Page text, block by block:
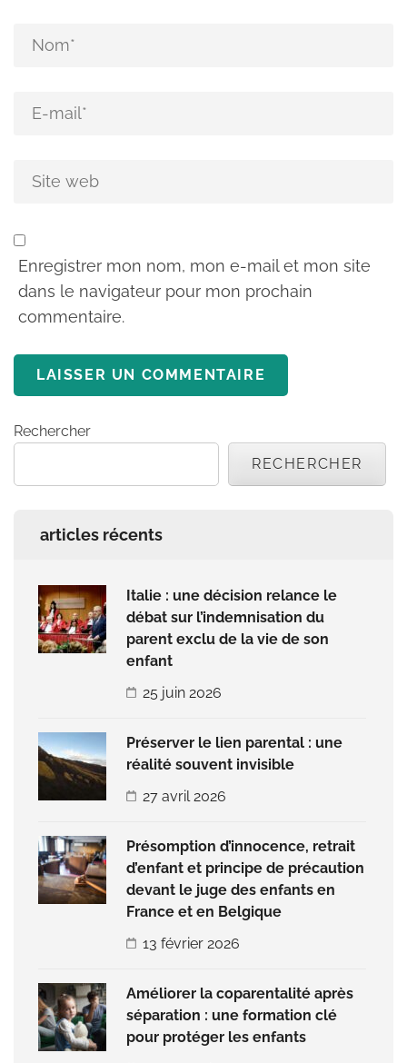
Enregistrer mon nom, mon e-mail et mon site
dans le navigateur pour mon prochain
commentaire.
Rechercher
RECHERCHER
articles récents
Italie : une décision relance le
débat sur l’indemnisation du
parent exclu de la vie de son
enfant
25 juin 2026
Préserver le lien parental : une
réalité souvent invisible
27 avril 2026
Présomption d’innocence, retrait
d’enfant et principe de précaution
devant le juge des enfants en
France et en Belgique
13 février 2026
Améliorer la coparentalité après
séparation : une formation clé
pour protéger les enfants